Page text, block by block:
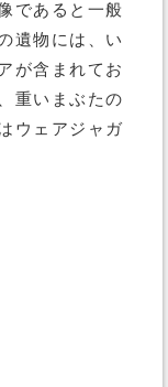
であると一般
遺物には、い
が含まれてお
重いまぶたの
ウェアジャガ